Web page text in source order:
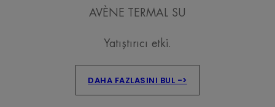
AVÈNE TERMAL SU
Yatıştırıcı etki.
DAHA FAZLASINI BUL ->